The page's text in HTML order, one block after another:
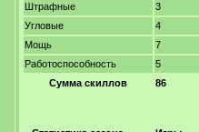
Штрафные
3
Угловые
4
Мощь
7
Работоспособность
5
Сумма скиллов
86